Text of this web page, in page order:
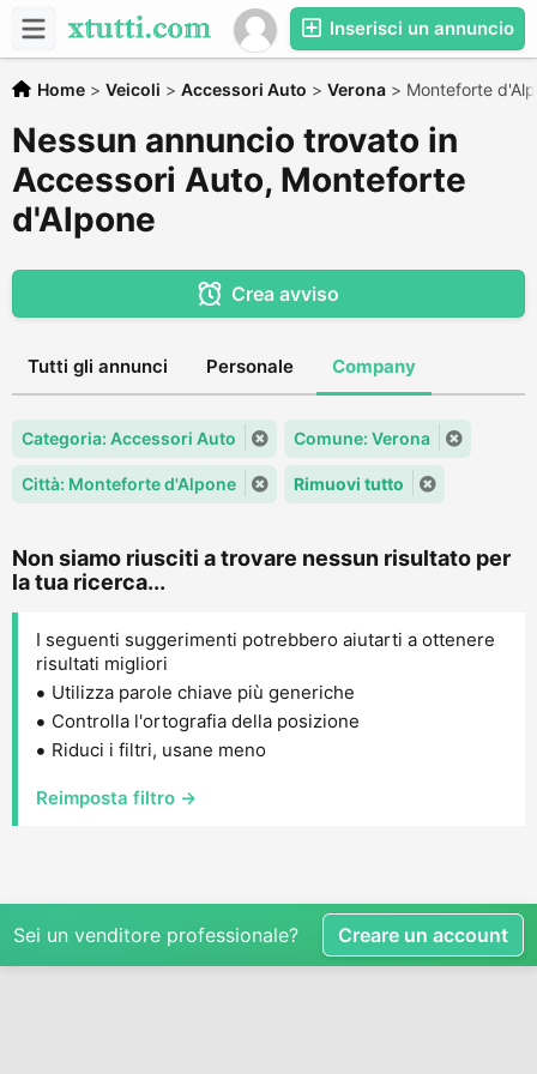
Inserisci un annuncio
Home > Veicoli > Accessori Auto > Verona > Monteforte
Nessun annuncio trovato in
Accessori Auto, Monteforte
d'Alpone
Crea avviso
Tutti gli annunci Personale Company
Categoria: Accessori Auto Comune: Verona
Città: Monteforte d'Alpone Rimuovi tutto
Non siamo riusciti a trovare nessun risultato per
la tua ricerca...
I seguenti suggerimenti potrebbero aiutarti a ottenere
risultati migliori
Utilizza parole chiave più generiche
Controlla l'ortografia della posizione
Riduci i filtri, usane meno
Reimposta filtro →
Sei un venditore professionale? Creare un account